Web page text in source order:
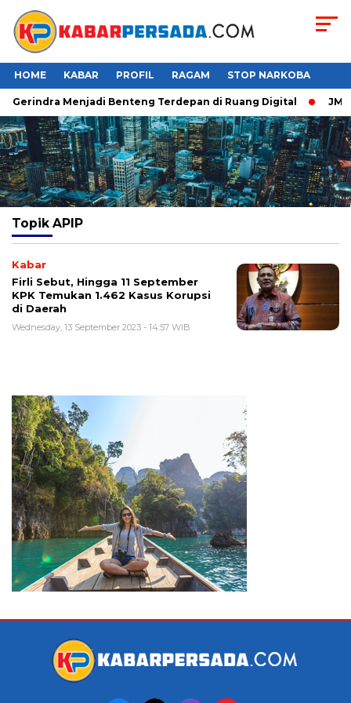
HOME KABAR PROFIL RAGAM STOP NARKOBA
Gerindra Menjadi Benteng Terdepan di Ruang Digital
Topik APIP
Kabar
Firli Sebut, Hingga 11 September
KPK Temukan 1.462 Kasus Korupsi
di Daerah
Wednesday, 13 September 2023 - 14:57 WIB